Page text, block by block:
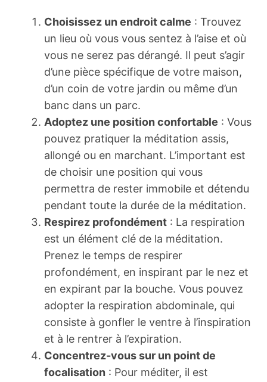
Choisissez un endroit calme : Trouvez
un lieu où vous vous sentez à l’aise et où
vous ne serez pas dérangé. Il peut s’agir
d’une pièce spécifique de votre maison,
d’un coin de votre jardin ou même d’un
banc dans un parc.
Adoptez une position confortable : Vous
pouvez pratiquer la méditation assis,
allongé ou en marchant. L’important est
de choisir une position qui vous
permettra de rester immobile et détendu
pendant toute la durée de la méditation.
Respirez profondément : La respiration
est un élément clé de la méditation.
Prenez le temps de respirer
profondément, en inspirant par le nez et
en expirant par la bouche. Vous pouvez
adopter la respiration abdominale, qui
consiste à gonfler le ventre à l’inspiration
et à le rentrer à l’expiration.
Concentrez-vous sur un point de
focalisation : Pour méditer, il est